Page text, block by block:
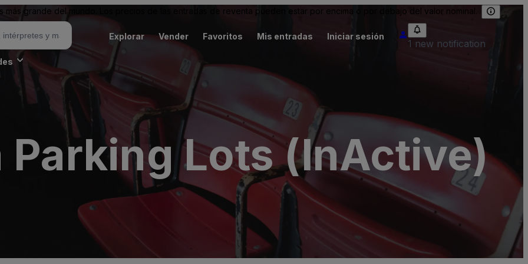
más grande del mundo. Los precios de las entradas de reventa pueden estar por encima o por debajo del valor nominal.
Explorar Vender Favoritos Mis entradas Iniciar sesión
1 new notification
Parking Lots (InActive)